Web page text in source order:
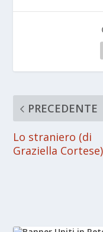
PRECEDENTE
Lo straniero (di
Graziella Cortese)